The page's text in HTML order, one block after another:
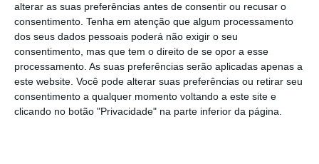
alterar as suas preferências antes de consentir ou recusar o
consentimento. Tenha em atenção que algum processamento
dos seus dados pessoais poderá não exigir o seu
consentimento, mas que tem o direito de se opor a esse
processamento. As suas preferências serão aplicadas apenas a
este website. Você pode alterar suas preferências ou retirar seu
consentimento a qualquer momento voltando a este site e
clicando no botão "Privacidade" na parte inferior da página.
De que forma? Assine o ECO Premium e
tenha acesso a notícias exclusivas, à
opinião que conta, às reportagens e
especiais que mostram o outro lado da
história.